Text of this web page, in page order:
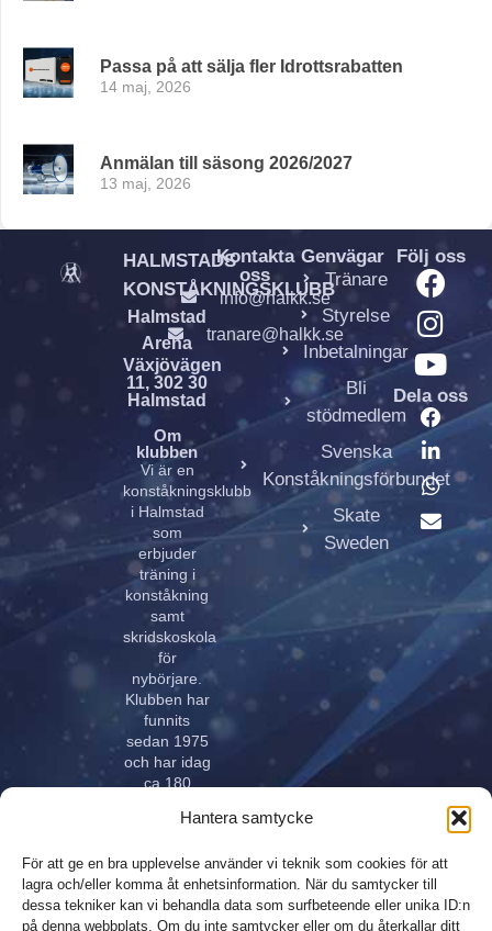
Hantera samtycke
För att ge en bra upplevelse använder vi teknik som cookies för att
lagra och/eller komma åt enhetsinformation. När du samtycker till
dessa tekniker kan vi behandla data som surfbeteende eller unika ID:n
på denna webbplats. Om du inte samtycker eller om du återkallar ditt
Passa på att sälja fler Idrottsrabatten
14 maj, 2026
Anmälan till säsong 2026/2027
13 maj, 2026
HALMSTADS
KONSTÅKNINGSKLUBB
Halmstad
Arena
Växjövägen
11, 302 30
Halmstad
Om
klubben
Vi är en
konståkningsklubb
i Halmstad
som
erbjuder
träning i
konståkning
samt
skridskoskola
för
nybörjare.
Klubben har
funnits
sedan 1975
och har idag
ca 180
i alla åldrar.
innehar
elitlicens.
Kontakta
oss
info@halkk.se
tranare@halkk.se
Genvägar
Tränare
Styrelse
Inbetalningar
Bli
stödmedlem
Svenska
Konståkningsförbundet
Skate
Sweden
Följ oss
Dela oss